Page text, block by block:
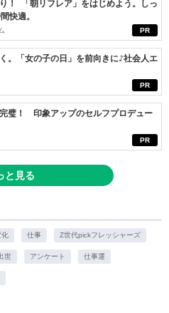
PR
！ 「朝リフレア」をはじめよう。しっ
快適。
PR
。「女の子の日」を前向きに♪社会人エ
PR
璧！ 印象アップのセルフプロデュー
と見る
化 仕事 Z世代pickフレッシャーズ
世 アンケート 仕事運